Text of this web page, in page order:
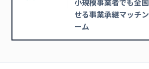
小規模事業者でも全
せる事業承継マッチ
ーム